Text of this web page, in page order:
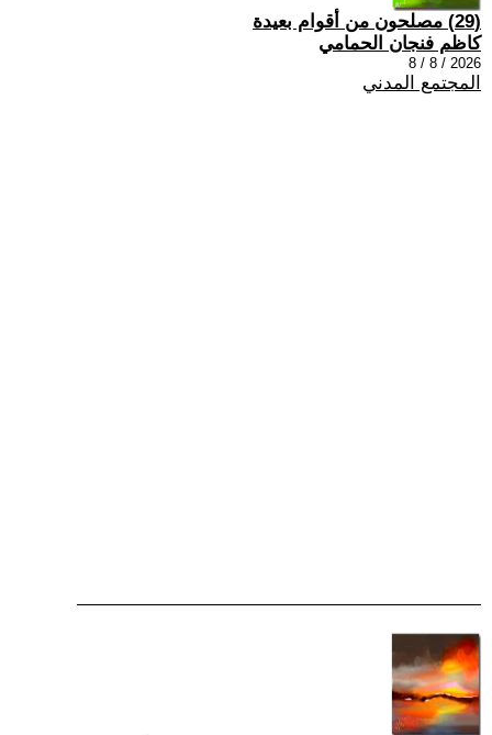
(29) مصلحون من أقوام بعيدة
كاظم فنجان الحمامي
2026 / 8 / 8
المجتمع المدني